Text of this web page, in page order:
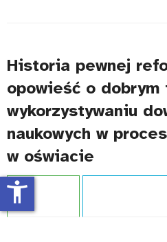
Historia pewnej
opowieść o dobrym
wykorzystywaniu
naukowych w
w oświacie
Projekt:
accessibility_new